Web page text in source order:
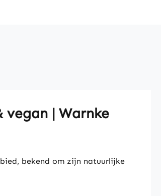
| Warnke
bekend om zijn natuurlijke